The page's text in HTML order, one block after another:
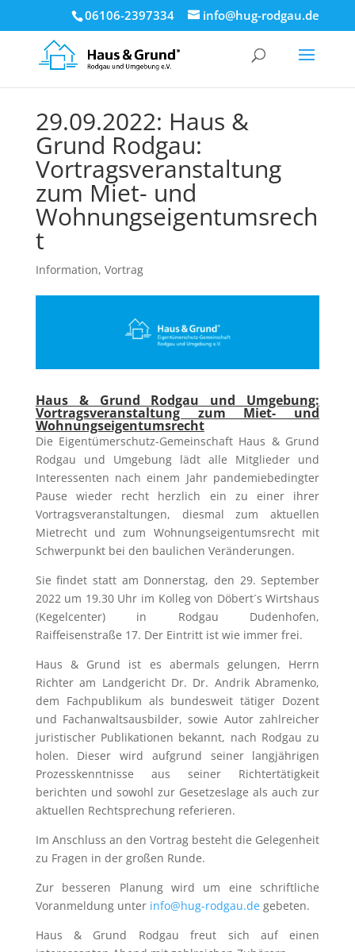
06106-2397334 info@hug-rodgau.de
29.09.2022: Haus &
Grund Rodgau:
Vortragsveranstaltung
zum Miet- und
Wohnungseigentumsrech
t
Information, Vortrag
Haus & Grund Rodgau und Umgebung:
Vortragsveranstaltung zum Miet- und
Wohnungseigentumsrecht
Die Eigentümerschutz-Gemeinschaft Haus & Grund
Rodgau und Umgebung lädt alle Mitglieder und
Interessenten nach einem Jahr pandemiebedingter
Pause wieder recht herzlich ein zu einer ihrer
Vortragsveranstaltungen, diesmal zum aktuellen
Mietrecht und zum Wohnungseigentumsrecht mit
Schwerpunkt bei den baulichen Veränderungen.
Sie findet statt am Donnerstag, den 29. September
2022 um 19.30 Uhr im Kolleg von Döbert´s Wirtshaus
(Kegelcenter) in Rodgau Dudenhofen,
Raiffeisenstraße 17. Der Eintritt ist wie immer frei.
Haus & Grund ist es abermals gelungen, Herrn
Richter am Landgericht Dr. Dr. Andrik Abramenko,
dem Fachpublikum als bundesweit tätiger Dozent
und Fachanwaltsausbilder, sowie Autor zahlreicher
juristischer Publikationen bekannt, nach Rodgau zu
holen. Dieser wird aufgrund seiner langjährigen
Prozesskenntnisse aus seiner Richtertätigkeit
berichten und sowohl zur Gesetzeslage als auch zur
aktuellen Rechtsprechung referieren.
Im Anschluss an den Vortrag besteht die Gelegenheit
zu Fragen in der großen Runde.
Zur besseren Planung wird um eine schriftliche
Voranmeldung unter info@hug-rodgau.degebeten.
Haus & Grund Rodgau freut sich auf einen